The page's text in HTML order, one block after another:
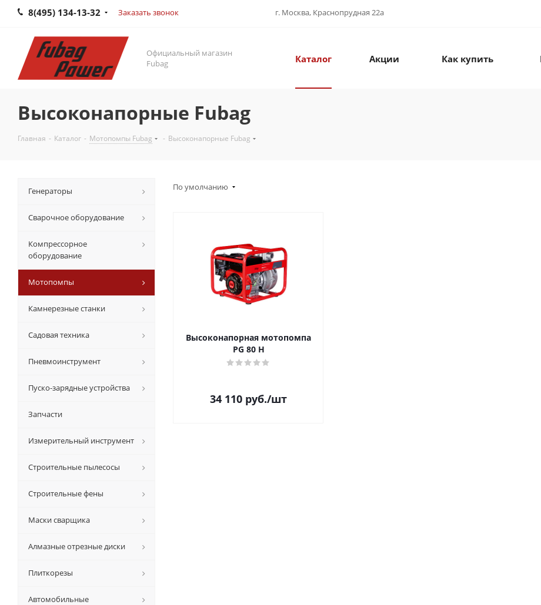
8(495) 134-13-32 Заказать звонок г. Москва, Краснопрудная 22а
Официальный магазин
Fubag
Каталог Акции Как купить
Высоконапорные Fubag
Главная - Каталог - Мотопомпы Fubag - Высоконапорные Fubag
По умолчанию
Высоконапорная мотопомпа
PG 80 H
34 110 руб./шт
Генераторы
Сварочное оборудование
Компрессорное
оборудование
Мотопомпы
Камнерезные станки
Садовая техника
Пневмоинструмент
Пуско-зарядные устройства
Запчасти
Измерительный инструмент
Строительные пылесосы
Строительные фены
Маски сварщика
Алмазные отрезные диски
Плиткорезы
Автомобильные